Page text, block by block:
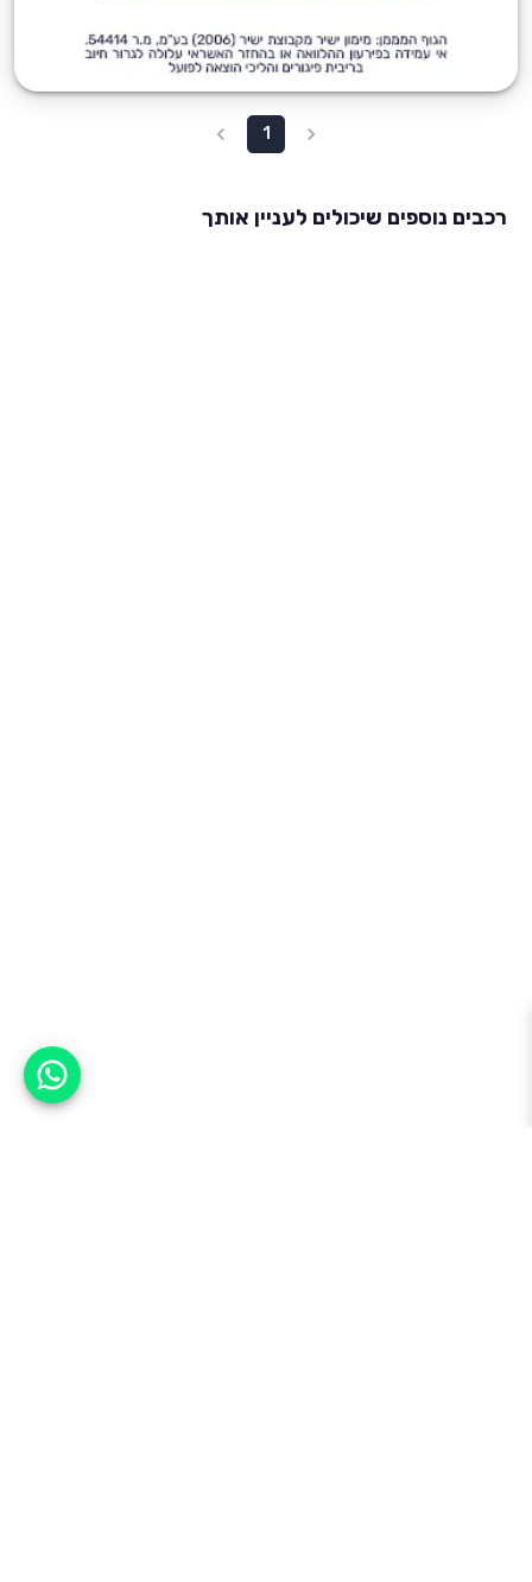
1
רכבים נוספים שיכולים לעניין אותך
אפשר לעזור?